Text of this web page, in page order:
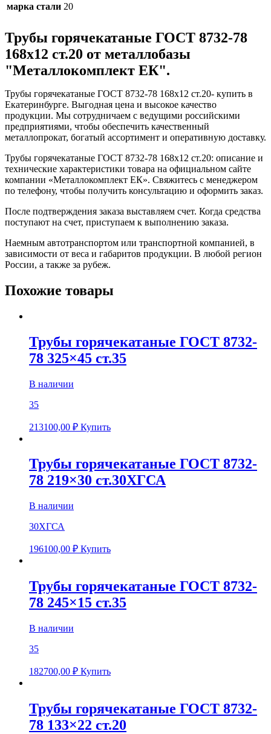
марка стали 20
Трубы горячекатаные ГОСТ 8732-78
168x12 ст.20 от металлобазы
"Металлокомплект ЕК".
Трубы горячекатаные ГОСТ 8732-78 168x12 ст.20- купить в
Екатеринбурге. Выгодная цена и высокое качество
продукции. Мы сотрудничаем с ведущими российскими
предприятиями, чтобы обеспечить качественный
металлопрокат, богатый ассортимент и оперативную доставку.
Трубы горячекатаные ГОСТ 8732-78 168x12 ст.20: описание и
технические характеристики товара на официальном сайте
компании «Металлокомплект ЕК». Свяжитесь с менеджером
по телефону, чтобы получить консультацию и оформить заказ.
После подтверждения заказа выставляем счет. Когда средства
поступают на счет, приступаем к выполнению заказа.
Наемным автотранспортом или транспортной компанией, в
зависимости от веса и габаритов продукции. В любой регион
России, а также за рубеж.
Похожие товары
Трубы горячекатаные ГОСТ 8732-
78 325×45 ст.35
В наличии
35
213100,00 ₽ Купить
Трубы горячекатаные ГОСТ 8732-
78 219×30 ст.30ХГСА
В наличии
30ХГСА
196100,00 ₽ Купить
Трубы горячекатаные ГОСТ 8732-
78 245×15 ст.35
В наличии
35
182700,00 ₽ Купить
Трубы горячекатаные ГОСТ 8732-
78 133×22 ст.20